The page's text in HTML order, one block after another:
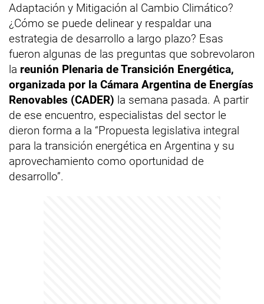
Adaptación y Mitigación al Cambio Climático?
¿Cómo se puede delinear y respaldar una
estrategia de desarrollo a largo plazo? Esas
fueron algunas de las preguntas que sobrevolaron
la reunión Plenaria de Transición Energética,
organizada por la Cámara Argentina de Energías
Renovables (CADER) la semana pasada. A partir
de ese encuentro, especialistas del sector le
dieron forma a la “Propuesta legislativa integral
para la transición energética en Argentina y su
aprovechamiento como oportunidad de
desarrollo”.